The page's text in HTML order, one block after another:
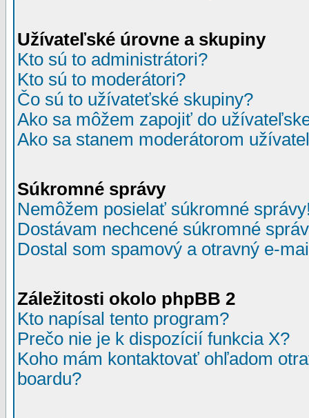
Užívateľské úrovne a skupiny
Kto sú to administrátori?
Kto sú to moderátori?
Čo sú to užívateťské skupiny?
Ako sa môžem zapojiť do
Ako sa stanem moderátorom
Súkromné správy
Nemôžem posielať súkromné
Dostávam nechcené súkromné
Dostal som spamový a otravný e-
Záležitosti okolo phpBB 2
Kto napísal tento program?
Prečo nie je k dispozícií funkcia X?
Koho mám kontaktovať ohľadom
boardu?